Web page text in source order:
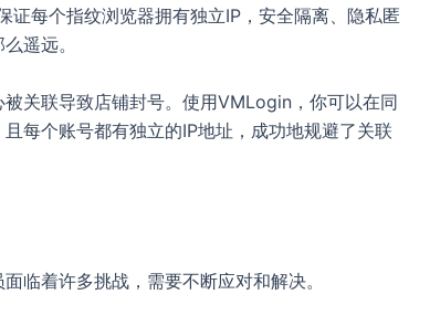
每个指纹浏览器拥有独立IP，安全隔离、隐私匿
遥远。
关联导致店铺封号。使用VMLogin，你可以在同
每个账号都有独立的IP地址，成功地规避了关联
临着许多挑战，需要不断应对和解决。